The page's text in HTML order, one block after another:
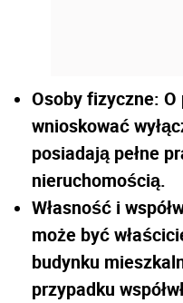
Osoby fizyczne:
wnioskować
posiadają pełne
nieruchomością.
Własność i
może być
budynku
przypadku